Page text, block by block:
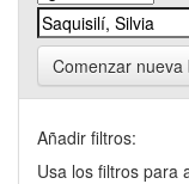
Comenzar nueva
Añadir filtros:
Usa los filtros para